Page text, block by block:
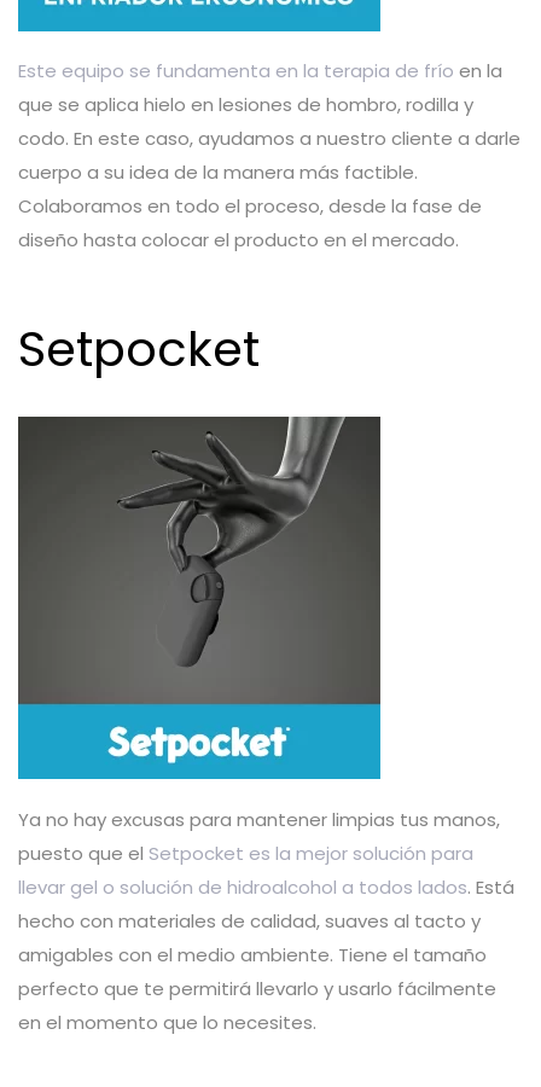
Este equipo se fundamenta en la terapia de frío en la
que se aplica hielo en lesiones de hombro, rodilla y
codo. En este caso, ayudamos a nuestro cliente a darle
cuerpo a su idea de la manera más factible.
Colaboramos en todo el proceso, desde la fase de
diseño hasta colocar el producto en el mercado.
Setpocket
Ya no hay excusas para mantener limpias tus manos,
puesto que el Setpocket es la mejor solución para
llevar gel o solución de hidroalcohol a todos lados. Está
hecho con materiales de calidad, suaves al tacto y
amigables con el medio ambiente. Tiene el tamaño
perfecto que te permitirá llevarlo y usarlo fácilmente
en el momento que lo necesites.